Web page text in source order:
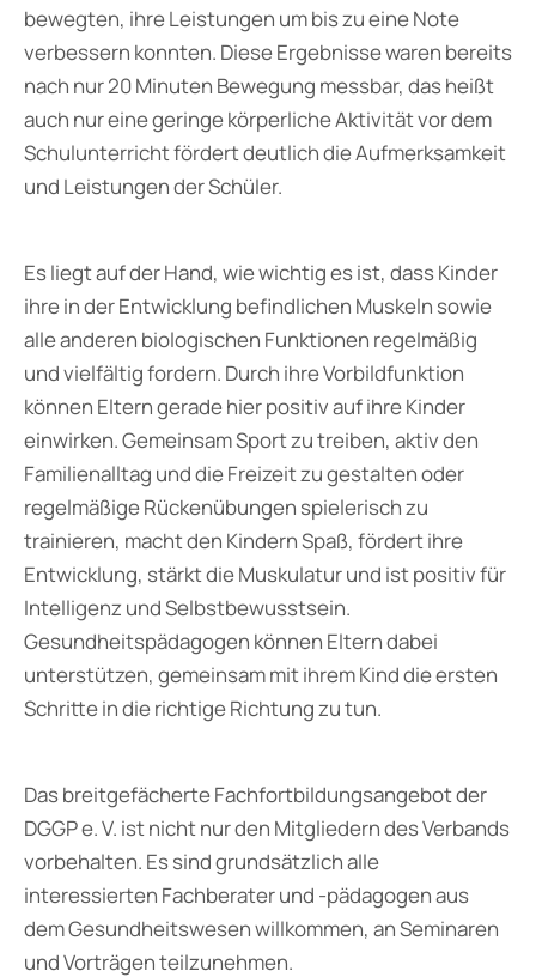
bewegten, ihre Leistungen um bis zu eine Note
verbessern konnten. Diese Ergebnisse waren bereits
nach nur 20 Minuten Bewegung messbar, das heißt
auch nur eine geringe körperliche Aktivität vor dem
Schulunterricht fördert deutlich die Aufmerksamkeit
und Leistungen der Schüler.
Es liegt auf der Hand, wie wichtig es ist, dass Kinder
ihre in der Entwicklung befindlichen Muskeln sowie
alle anderen biologischen Funktionen regelmäßig
und vielfältig fordern. Durch ihre Vorbildfunktion
können Eltern gerade hier positiv auf ihre Kinder
einwirken. Gemeinsam Sport zu treiben, aktiv den
Familienalltag und die Freizeit zu gestalten oder
regelmäßige Rückenübungen spielerisch zu
trainieren, macht den Kindern Spaß, fördert ihre
Entwicklung, stärkt die Muskulatur und ist positiv für
Intelligenz und Selbstbewusstsein.
Gesundheitspädagogen können Eltern dabei
unterstützen, gemeinsam mit ihrem Kind die ersten
Schritte in die richtige Richtung zu tun.
Das breitgefächerte Fachfortbildungsangebot der
DGGP e. V. ist nicht nur den Mitgliedern des Verbands
vorbehalten. Es sind grundsätzlich alle
interessierten Fachberater und -pädagogen aus
dem Gesundheitswesen willkommen, an Seminaren
und Vorträgen teilzunehmen.